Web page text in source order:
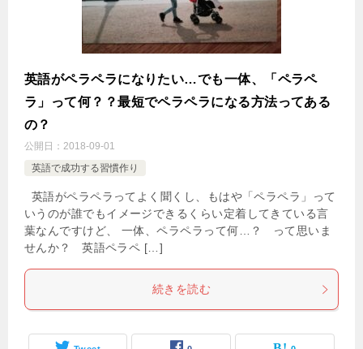
英語がペラペラになりたい…でも一体、「ペラペ
ラ」って何？？最短でペラペラになる方法ってある
の？
公開日： 2018-09-01
英語で成功する習慣作り
英語がペラペラってよく聞くし、もはや「ペラペラ」って
いうのが誰でもイメージできるくらい定着してきている言
葉なんですけど、 一体、ペラペラって何…？ って思いま
せんか？ 英語ペラペ […]
続きを読む